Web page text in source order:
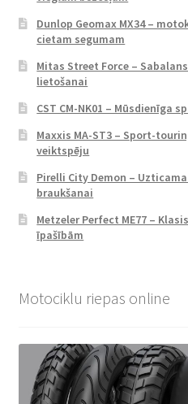
Dunlop Geomax MX34 –
cietam segumam
Mitas Street Force –
lietošanai
CST CM-NK01 – Mūsdienīga
Maxxis MA-ST3 – Sport-
veiktspēju
Pirelli City Demon –
braukšanai
Metzeler Perfect ME77 –
īpašībām
Motociklu riepas online